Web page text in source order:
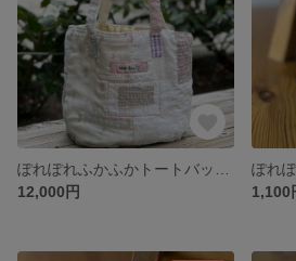
12,000円
ぽれ
1,100